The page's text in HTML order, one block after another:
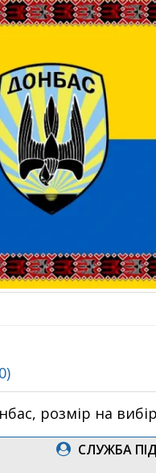
розмір на
СЛУЖБА